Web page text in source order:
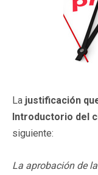
La justificación
Introductorio del
siguiente:
La aprobación de